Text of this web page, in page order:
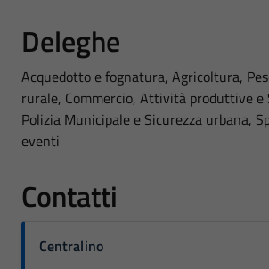
Deleghe
Acquedotto e fognatura, Agricoltura,
rurale, Commercio, Attività produttive e
Polizia Municipale e Sicurezza urbana,
eventi
Contatti
Centralino